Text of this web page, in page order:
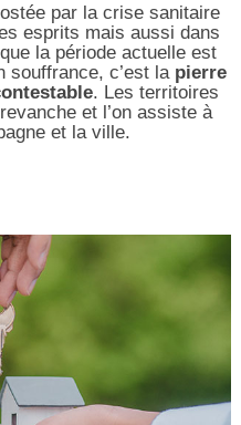
par la crise sanitaire
esprits mais aussi dans
la période actuelle est
souffrance, c’est la pierre
. Les territoires
et l’on assiste à
et la ville.